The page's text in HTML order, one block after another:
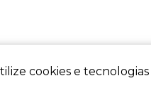
cookies e